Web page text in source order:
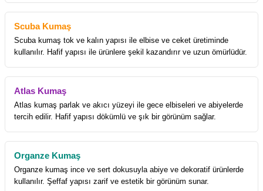
Scuba Kumaş
Scuba kumaş tok ve kalın yapısı ile elbise ve ceket üretiminde
kullanılır. Hafif yapısı ile ürünlere şekil kazandırır ve uzun ömürlüdür.
Atlas Kumaş
Atlas kumaş parlak ve akıcı yüzeyi ile gece elbiseleri ve abiyelerde
tercih edilir. Hafif yapısı dökümlü ve şık bir görünüm sağlar.
Organze Kumaş
Organze kumaş ince ve sert dokusuyla abiye ve dekoratif ürünlerde
kullanılır. Şeffaf yapısı zarif ve estetik bir görünüm sunar.